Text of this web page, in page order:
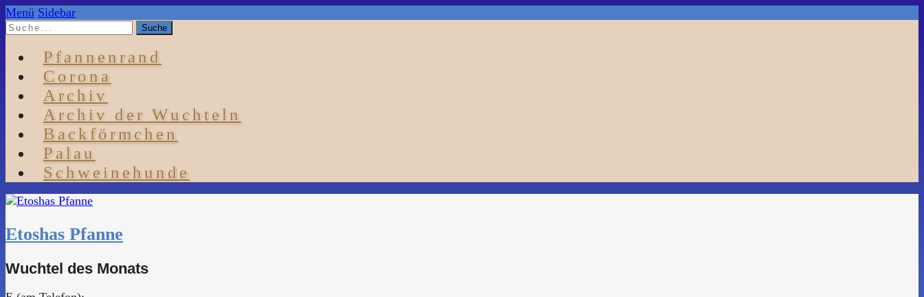
Menü Sidebar
Pfannenrand
Corona
Archiv
Archiv der Wuchteln
Backförmchen
Palau
Schweinehunde
Etoshas Pfanne
Wuchtel des Monats